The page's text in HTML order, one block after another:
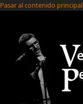
Pasar al contenido principal